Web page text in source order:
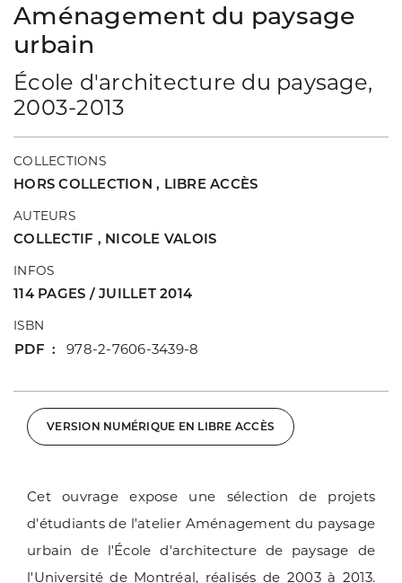
Aménagement du paysage
urbain
École d'architecture du paysage,
2003-2013
COLLECTIONS
HORS COLLECTION , LIBRE ACCÈS
AUTEURS
COLLECTIF , NICOLE VALOIS
INFOS
114 PAGES / JUILLET 2014
ISBN
PDF 978-2-7606-3439-8
VERSION NUMÉRIQUE EN LIBRE ACCÈS
Cet ouvrage expose une sélection de projets
d'étudiants de l'atelier Aménagement du paysage
urbain de l'École d'architecture de paysage de
l'Université de Montréal, réalisés de 2003 à 2013.